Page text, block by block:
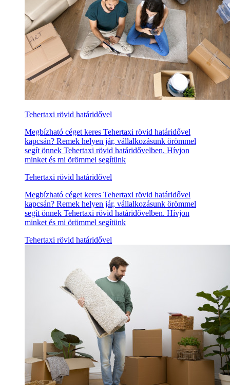
Tehertaxi rövid határidővel
Megbízható céget keres Tehertaxi rövid határidővel
kapcsán? Remek helyen jár, vállalkozásunk örömmel
segít önnek Tehertaxi rövid határidővelben. Hívjon
minket és mi örömmel segítünk
Tehertaxi rövid határidővel
Megbízható céget keres Tehertaxi rövid határidővel
kapcsán? Remek helyen jár, vállalkozásunk örömmel
segít önnek Tehertaxi rövid határidővelben. Hívjon
minket és mi örömmel segítünk
Tehertaxi rövid határidővel